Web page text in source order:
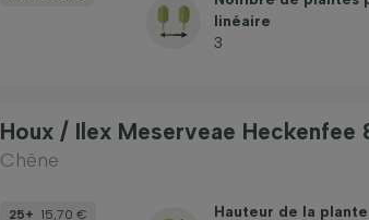
linéaire
3
Houx / Ilex Meserveae
Chêne
25+ 15,70 €
Hauteur de la